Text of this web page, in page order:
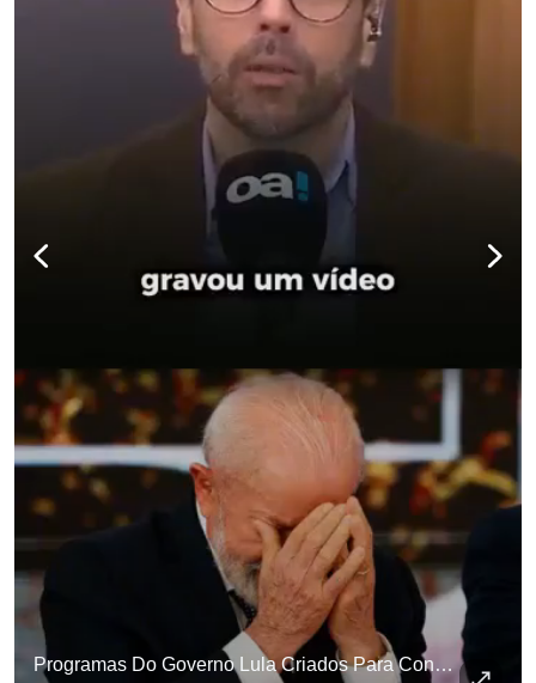
Programas Do Governo Lula Criados Para Conquistar Eleitores Já Não Têm Mais O Mesmo Efeito